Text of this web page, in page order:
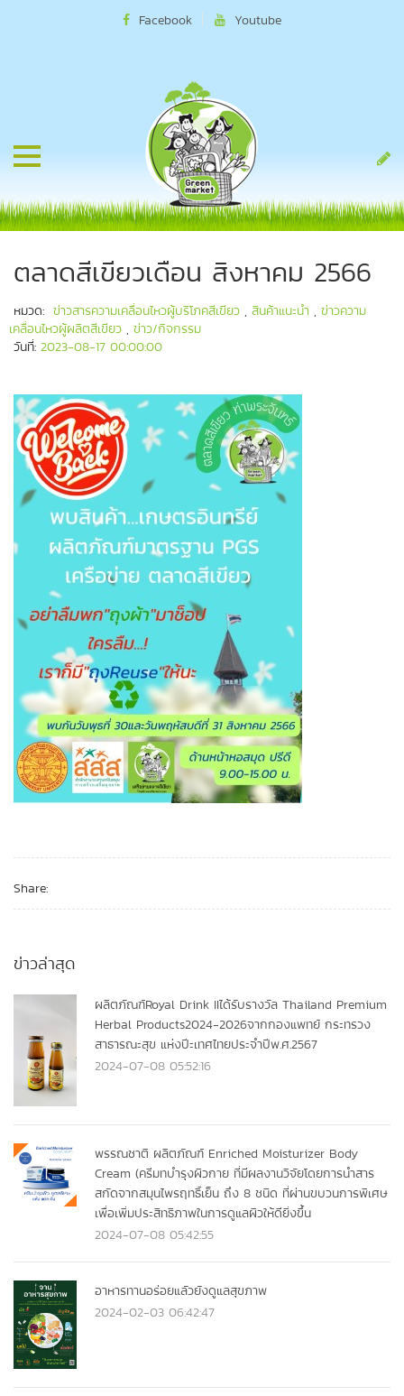
Facebook Youtube
ตลาดสีเขียวเดือน สิงหาคม 2566
หมวด: ข่าวสารความเคลื่อนไหวผู้บริโภคสีเขียว , สินค้าแนะนำ , ข่าวความ
เคลื่อนไหวผู้ผลิตสีเขียว , ข่าว/กิจกรรม
วันที่: 2023-08-17 00:00:00
Share:
ข่าวล่าสุด
ผลิตภัณฑ์Royal Drink IIได้รับรางวัล Thailand Premium
Herbal Products2024-2026จากกองแพทย์ กระทรวง
สาธารณะสุข แห่งปีะเทศไทยประจำปีพ.ศ.2567
2024-07-08 05:52:16
พรรณชาติ ผลิตภัณฑ์ Enriched Moisturizer Body
Cream (ครีมทบำรุงผิวกาย ที่มีผลงานวิจัยโดยการนำสาร
สกัดจากสมุนไพรฤทธิ์เย็น ถึง 8 ชนิด ที่ผ่านขบวนการพิเศษ
เพื่อเพิ่มประสิทธิภาพในการดูแลผิวให้ดียิ่งขึ้น
2024-07-08 05:42:55
อาหารทานอร่อยแลัวยังดูแลสุขภาพ
2024-02-03 06:42:47